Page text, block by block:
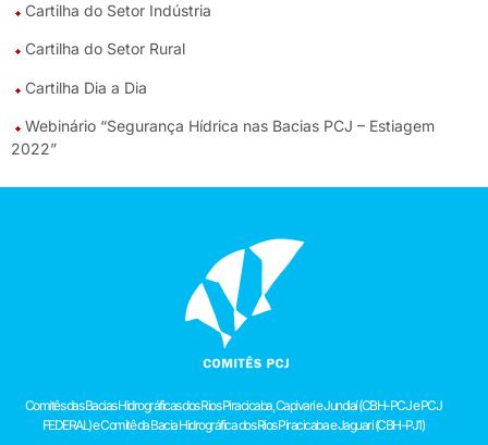
Cartilha do Setor Indústria
Cartilha do Setor Rural
Cartilha Dia a Dia
Webinário “Segurança Hídrica nas Bacias PCJ – Estiagem
2022”
Comitês das Bacias Hidrográficas dos Rios Piracicaba, Capivari e Jundiaí (CBH-PCJ e PCJ
FEDERAL) e Comitê da Bacia Hidrográfica dos Rios Piracicaba e Jaguari (CBH-PJ1)